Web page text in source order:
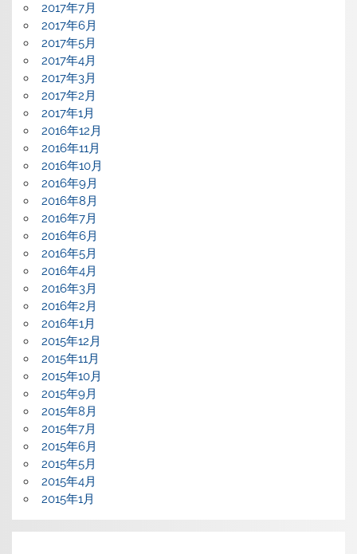
2017年7月
2017年6月
2017年5月
2017年4月
2017年3月
2017年2月
2017年1月
2016年12月
2016年11月
2016年10月
2016年9月
2016年8月
2016年7月
2016年6月
2016年5月
2016年4月
2016年3月
2016年2月
2016年1月
2015年12月
2015年11月
2015年10月
2015年9月
2015年8月
2015年7月
2015年6月
2015年5月
2015年4月
2015年1月